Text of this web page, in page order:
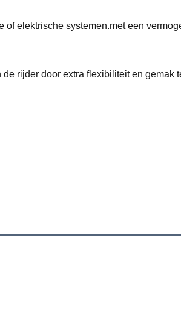
elektrische systemen.met een
rijder door extra flexibiliteit en